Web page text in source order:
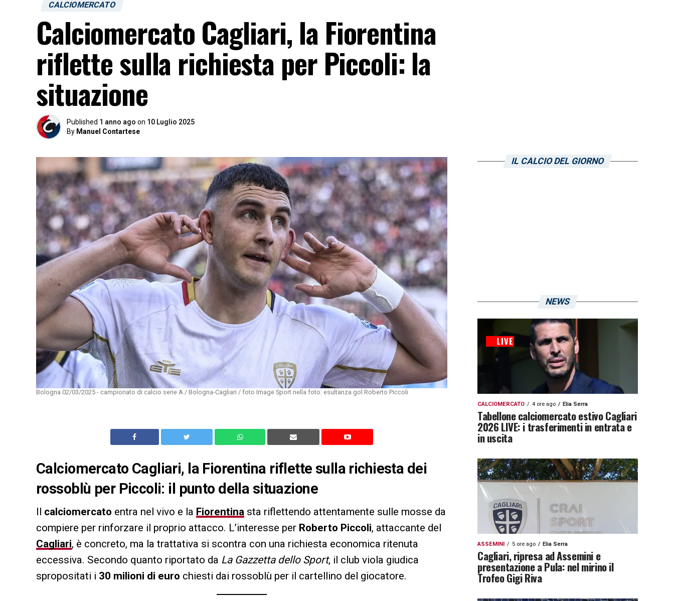
CALCIOMERCATO
Calciomercato Cagliari, la Fiorentina
riflette sulla richiesta per Piccoli: la
situazione
Published 1 anno ago on 10 Luglio 2025
By Manuel Contartese
Bologna 02/03/2025 - campionato di calcio serie A / Bologna-Cagliari / foto Image Sport nella foto: esultanza gol Roberto Piccoli
Calciomercato Cagliari, la Fiorentina riflette sulla richiesta dei
rossoblù per Piccoli: il punto della situazione
Il calciomercato entra nel vivo e la Fiorentina sta riflettendo attentamente sulle mosse da
compiere per rinforzare il proprio attacco. L’interesse per Roberto Piccoli, attaccante del
Cagliari, è concreto, ma la trattativa si scontra con una richiesta economica ritenuta
eccessiva. Secondo quanto riportato da La Gazzetta dello Sport, il club viola giudica
spropositati i 30 milioni di euro chiesti dai rossoblù per il cartellino del giocatore.
IL CALCIO DEL GIORNO
NEWS
CALCIOMERCATO 4 ore ago Elia Serra
Tabellone calciomercato estivo Cagliari
2026 LIVE: i trasferimenti in entrata e
in uscita
ASSEMINI 5 ore ago Elia Serra
Cagliari, ripresa ad Assemini e
presentazione a Pula: nel mirino il
Trofeo Gigi Riva